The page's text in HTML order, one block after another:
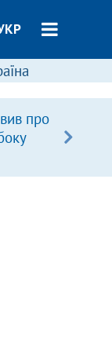
про